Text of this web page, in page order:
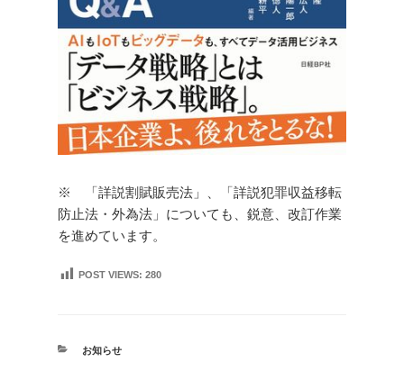
※ 「詳説割賦販売法」、「詳説犯罪収益移転
防止法・外為法」についても、鋭意、改訂作業
を進めています。
POST VIEWS: 280
カ
お知らせ